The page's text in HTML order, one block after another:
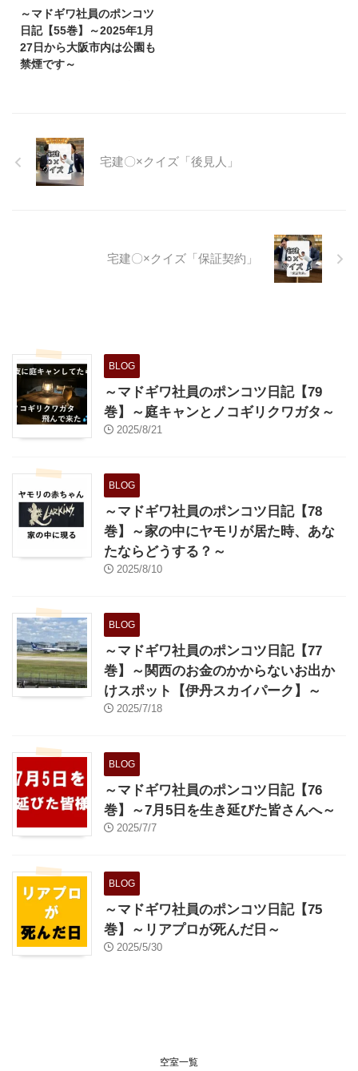
通り店で食べ呑みしている動画が
アップされていたので見ていると
ビール大瓶が260円（税別）で提
供していました。 大衆酒場ぎふ
や 梅田東通り店 - 東梅田/居酒屋 |
～マドギワ社員のポンコツ
日記【55巻】～2025年1月
27日から大阪市内は公園も
禁煙です～
ょうか？ と、言いますのが2025
年1月27日から大阪市内全域の
【道路・公園・広場・その他大阪
てが禁煙になるようです。 ま
宅建〇×クイズ「後見人」
宅建〇×クイズ「保証契約」
BLOG
～マドギワ社員のポンコツ日記【79
巻】～庭キャンとノコギリクワガタ～
2025/8/21
BLOG
～マドギワ社員のポンコツ日記【78
巻】～家の中にヤモリが居た時、あな
たならどうする？～
2025/8/10
BLOG
～マドギワ社員のポンコツ日記【77
巻】～関西のお金のかからないお出か
けスポット【伊丹スカイパーク】～
2025/7/18
BLOG
～マドギワ社員のポンコツ日記【76
巻】～7月5日を生き延びた皆さんへ～
2025/7/7
BLOG
～マドギワ社員のポンコツ日記【75
巻】～リアプロが死んだ日～
2025/5/30
空室一覧